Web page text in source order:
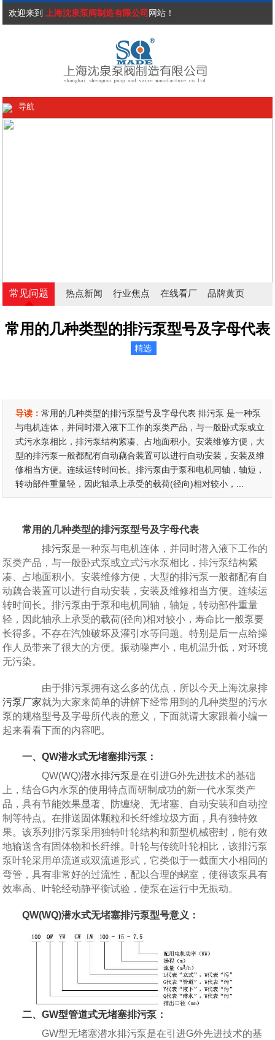
欢迎来到 上海沈泉泵阀制造有限公司 网站！
导航
常见问题 热点新闻 行业焦点 在线看厂 品牌黄页
常用的几种类型的排污泵型号及字母代表
精选
导读：常用的几种类型的排污泵型号及字母代表 排污泵 是一种泵
与电机连体，并同时潜入液下工作的泵类产品，与一般卧式泵或立
式污水泵相比，排污泵结构紧凑、占地面积小。安装维修方便，大
型的排污泵一般都配有自动藕合装置可以进行自动安装，安装及维
修相当方便。连续运转时间长。排污泵由于泵和电机同轴，轴短，
转动部件重量轻，因此轴承上承受的载荷(径向)相对较小，...
常用的几种类型的排污泵型号及字母代表
排污泵是一种泵与电机连体，并同时潜入液下工作的
泵类产品，与一般卧式泵或立式污水泵相比，排污泵结构紧
凑、占地面积小。安装维修方便，大型的排污泵一般都配有自
动藕合装置可以进行自动安装，安装及维修相当方便。连续运
转时间长。排污泵由于泵和电机同轴，轴短，转动部件重量
轻，因此轴承上承受的载荷(径向)相对较小，寿命比一般泵要
长得多。不存在汽蚀破坏及灌引水等问题。特别是后一点给操
作人员带来了很大的方便。振动噪声小，电机温升低，对环境
无污染。
由于排污泵拥有这么多的优点，所以今天上海沈泉排
污泵厂家就为大家来简单的讲解下经常用到的几种类型的污水
泵的规格型号及字母所代表的意义，下面就请大家跟着小编一
起来看看下面的内容吧。
一、QW潜水式无堵塞排污泵 ：
QW(WQ)潜水排污泵是在引进G外先进技术的基础
上，结合G内水泵的使用特点而研制成功的新一代水泵类产
品，具有节能效果显著、防缠绕、无堵塞、自动安装和自动控
制等特点。在排送固体颗粒和长纤维垃圾方面，具有独特效
果。该系列排污泵采用独特叶轮结构和新型机械密封，能有效
地输送含有固体物和长纤维。叶轮与传统叶轮相比，该排污泵
泵叶轮采用单流道或双流道形式，它类似于一截面大小相同的
弯管，具有非常好的过流性，配以合理的蜗室，使得该泵具有
效率高、叶轮经动静平衡试验，使泵在运行中无振动。
QW(WQ)潜水式无堵塞排污泵型号意义：
二、GW型管道式无堵塞排污泵 ：
GW型无堵塞潜水排污泵是在引进G外先进技术的基